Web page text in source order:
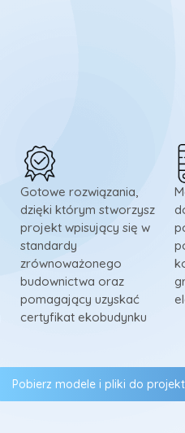
Gotowe rozwiązania,
dzięki którym stworzysz
projekt wpisujący się w
standardy
zrównoważonego
budownictwa oraz
pomagający uzyskać
certyfikat ekobudynku
Pobierz modele i pliki do